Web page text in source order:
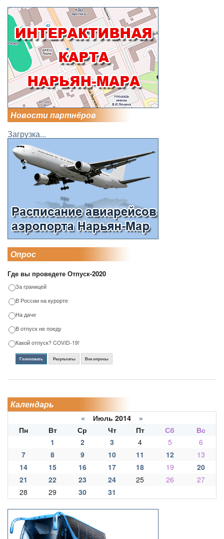
Новости партнёров
Загрузка...
Опрос
Где вы проведете Отпуск-2020
За границей
В России на курорте
На даче
В отпуск не поеду
Какой отпуск? COVID-19!
Голосовать Результаты Все опросы
Календарь
« Июль 2014 »
Пн
Вт Ср Чт Пт Сб
Вс
1
2 3 4 5
6
7
8 9 10 11 12
13
14
15 16 17 18 19
20
21
22 23 24 25 26
27
28
29 30 31